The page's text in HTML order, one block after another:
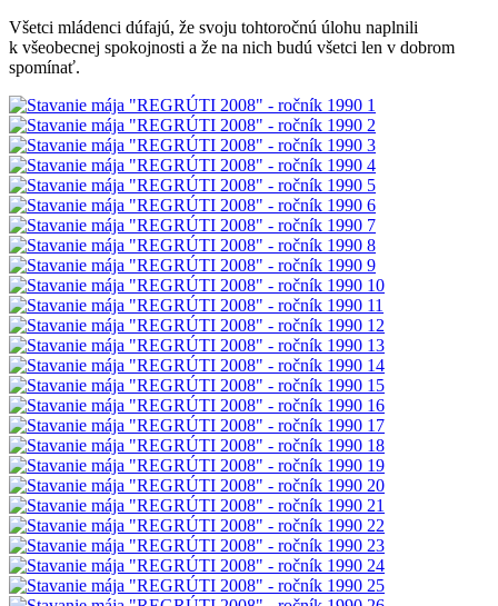
Všetci mládenci dúfajú, že svoju tohtoročnú úlohu naplnili
k všeobecnej spokojnosti a že na nich budú všetci len v dobrom
spomínať.